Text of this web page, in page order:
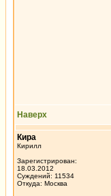
Наверх
Кира
Кирилл
Зарегистрирован:
18.03.2012
Суждений: 11534
Откуда: Москва